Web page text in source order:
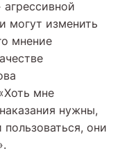
могут изменить
мнение
мне
нужны,
они